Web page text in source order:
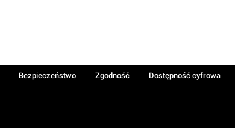
Bezpieczeństwo Zgodność
Dostępność cyfrowa